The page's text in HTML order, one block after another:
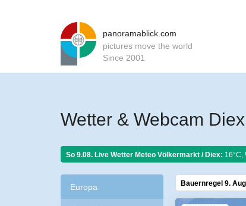
panoramablick.com
pictures move the world
Since 2001
Wetter & Webcam
So 9.08. Live Wetter Meteo Völkermarkt / Diex: 16°C,
Europa Bauernregel 9.